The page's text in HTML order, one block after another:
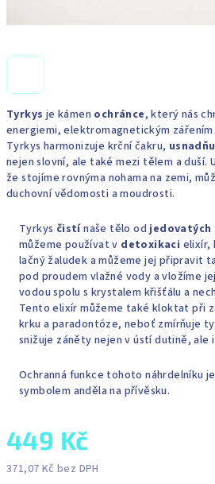
Tyrkys je kámen ochránce, který nás
energiemi, elektromagnetickým
Tyrkys harmonizuje krční čakru,
nejen slovní, ale také mezi tělem a duší.
že stojíme rovnýma nohama na zemi,
duchovní vědomosti a moudrosti.
Tyrkys čistínaše tělo odjedovatých
můžeme používat v detoxikaci elixír,
lačný žaludek a můžeme jej připravit
pod proudem vlažné vody a vložíme
vodou spolu s krystalem křišťálu a
Tento elixír můžeme také kloktat při
krku a paradontóze, neboť zmírňuje
snižuje záněty nejen v ústí dutině, ale
Ochranná funkce tohoto náhrdelníku
symbolem anděla na přívěsku.
449 Kč
371,07 Kč bez DPH